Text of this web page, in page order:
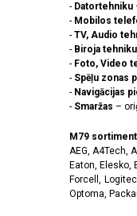
- Datortehniku
- Mobilos
- TV, Audio
- Biroja tehniku
- Foto, Video
- Spēļu zonas
- Navigācijas
- Smaržas –
M79
AEG, A4Tech,
Eaton, Elesko,
Forcell,
Optoma,